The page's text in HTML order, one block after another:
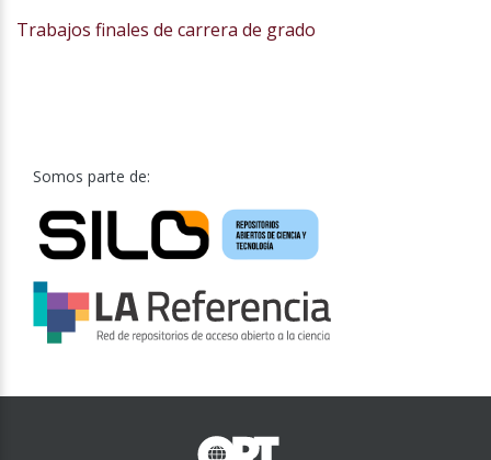
Trabajos finales de carrera de grado
Somos parte de: